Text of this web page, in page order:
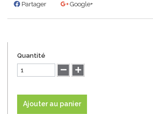
Partager Google+
Quantité
Ajouter au panier